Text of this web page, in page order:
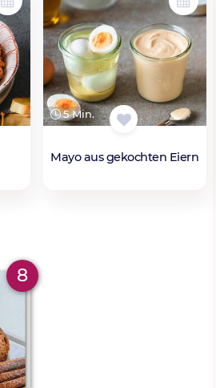
5 Min.
Mayo aus gekochten Eiern
8